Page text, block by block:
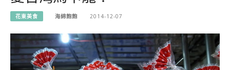
花東美食 海綿飽飽 2014-12-07